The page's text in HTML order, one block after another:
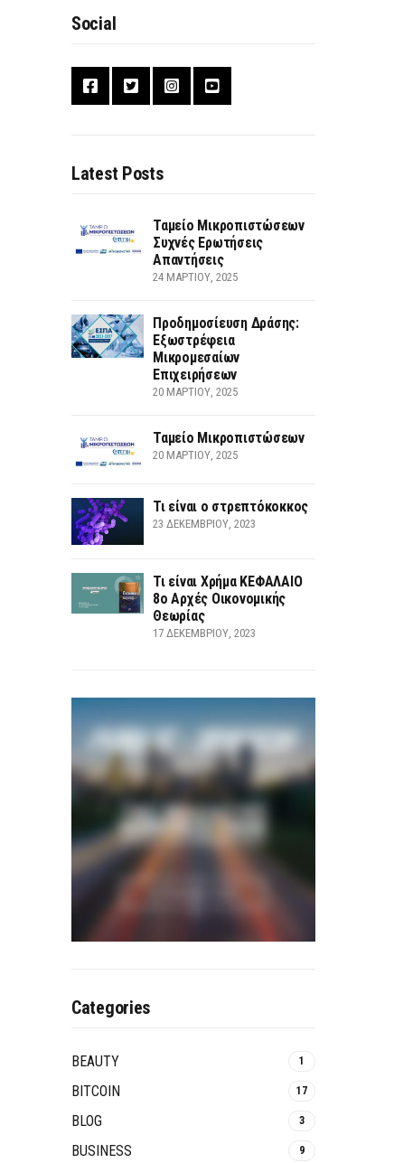
Social
Latest Posts
Ταμείο Μικροπιστώσεων
Συχνές Ερωτήσεις
Απαντήσεις
24 ΜΑΡΤΊΟΥ, 2025
Προδημοσίευση Δράσης:
Εξωστρέφεια
Μικρομεσαίων
Επιχειρήσεων
20 ΜΑΡΤΊΟΥ, 2025
Ταμείο Μικροπιστώσεων
20 ΜΑΡΤΊΟΥ, 2025
Τι είναι ο στρεπτόκοκκος
23 ΔΕΚΕΜΒΡΊΟΥ, 2023
Τι είναι Χρήμα ΚΕΦΑΛΑΙΟ
8ο Αρχές Οικονομικής
Θεωρίας
17 ΔΕΚΕΜΒΡΊΟΥ, 2023
Categories
BEAUTY 1
BITCOIN 17
BLOG 3
BUSINESS 9